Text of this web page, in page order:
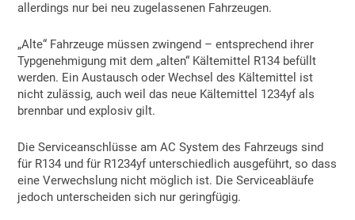
allerdings nur bei neu zugelassenen Fahrzeugen.
„Alte“ Fahrzeuge müssen zwingend – entsprechend ihrer
Typgenehmigung mit dem „alten“ Kältemittel R134 befüllt
werden. Ein Austausch oder Wechsel des Kältemittel ist
nicht zulässig, auch weil das neue Kältemittel 1234yf als
brennbar und explosiv gilt.
Die Serviceanschlüsse am AC System des Fahrzeugs sind
für R134 und für R1234yf unterschiedlich ausgeführt, so dass
eine Verwechslung nicht möglich ist. Die Serviceabläufe
jedoch unterscheiden sich nur geringfügig.